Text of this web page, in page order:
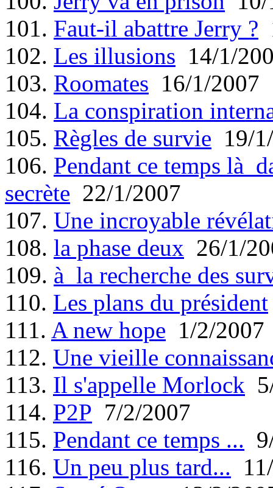
101. Faut-il abattre Jerry ?
102. Les illusions 14/1/
103. Roomates 16/1/2007
104. La conspiration
105. Règles de survie 19/
106. Pendant ce temps là
secrète 22/1/2007
107. Une incroyable
108. la phase deux 26/1/
109. à la recherche des
110. Les plans du président
111. A new hope 1/2/2007
112. Une vieille
113. Il s'appelle Morlock
114. P2P 7/2/2007
115. Pendant ce temps ...
116. Un peu plus tard...